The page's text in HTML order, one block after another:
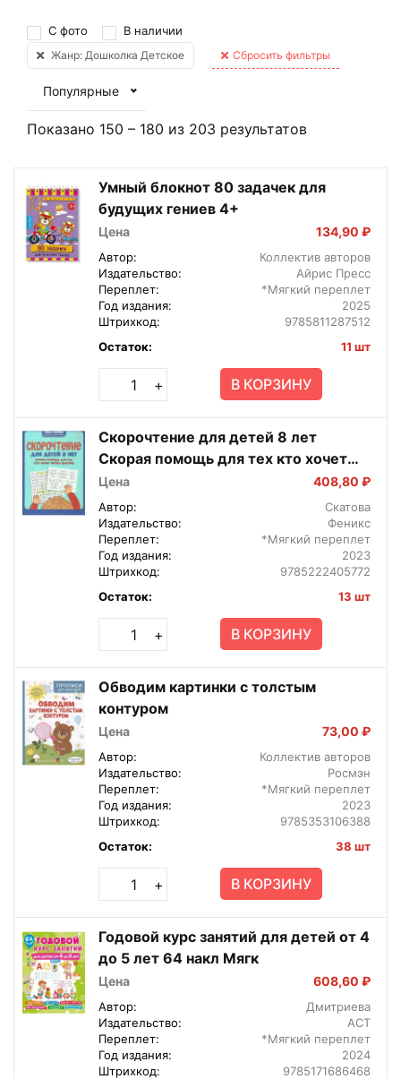
С фото В наличии
Жанр: Дошколка Детское Сбросить фильтры
Популярные
Показано 150 – 180 из 203 результатов
Умный блокнот 80 задачек для
будущих гениев 4+
Цена 134,90 ₽
Автор:
Коллектив авторов
Издательство:
Айрис Пресс
Переплет:
*Мягкий переплет
Год издания:
2025
Штрихкод:
9785811287512
Остаток:
11 шт
+ В КОРЗИНУ
Скорочтение для детей 8 лет
Скорая помощь для тех кто хочет
читать быстрее
Цена 408,80 ₽
Автор:
Скатова
Издательство:
Феникс
Переплет:
*Мягкий переплет
Год издания:
2023
Штрихкод:
9785222405772
Остаток:
13 шт
+ В КОРЗИНУ
Обводим картинки с толстым
контуром
Цена 73,00 ₽
Автор:
Коллектив авторов
Издательство:
Росмэн
Переплет:
*Мягкий переплет
Год издания:
2023
Штрихкод:
9785353106388
Остаток:
38 шт
+ В КОРЗИНУ
Годовой курс занятий для детей от 4
до 5 лет 64 накл Мягк
Цена 608,60 ₽
Автор:
Дмитриева
Издательство:
АСТ
Переплет:
*Мягкий переплет
Год издания:
2024
Штрихкод:
9785171686468